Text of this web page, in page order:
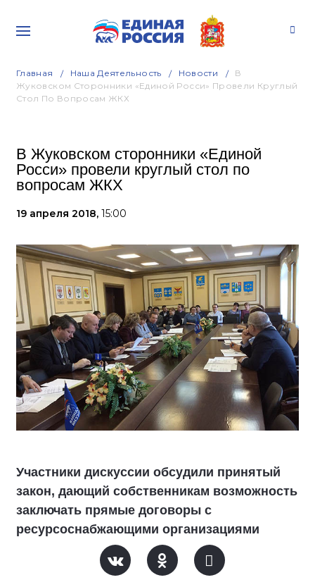
Главная Наша Деятельность Новости
В
Жуковском Сторонники «Единой Росси» Провели Круглый
Стол По Вопросам ЖКХ
В Жуковском сторонники «Единой
Росси» провели круглый стол по
вопросам ЖКХ
19 апреля 2018, 15:00
Участники дискуссии обсудили принятый
закон, дающий собственникам возможность
заключать прямые договоры с
ресурсоснабжающими организациями